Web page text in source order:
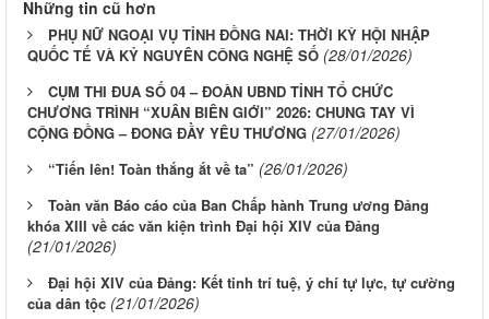
Những tin cũ hơn
PHỤ NỮ NGOẠI VỤ TỈNH ĐỒNG NAI: THỜI KỲ HỘI NHẬP
QUỐC TẾ VÀ KỶ NGUYÊN CÔNG NGHỆ SỐ (28/01/2026)
CỤM THI ĐUA SỐ 04 – ĐOÀN UBND TỈNH TỔ CHỨC
CHƯƠNG TRÌNH “XUÂN BIÊN GIỚI” 2026: CHUNG TAY VÌ
CỘNG ĐỒNG – ĐONG ĐẦY YÊU THƯƠNG (27/01/2026)
“Tiến lên! Toàn thắng ắt về ta” (26/01/2026)
Toàn văn Báo cáo của Ban Chấp hành Trung ương Đảng
khóa XIII về các văn kiện trình Đại hội XIV của Đảng
(21/01/2026)
Đại hội XIV của Đảng: Kết tinh trí tuệ, ý chí tự lực, tự cường
của dân tộc (21/01/2026)